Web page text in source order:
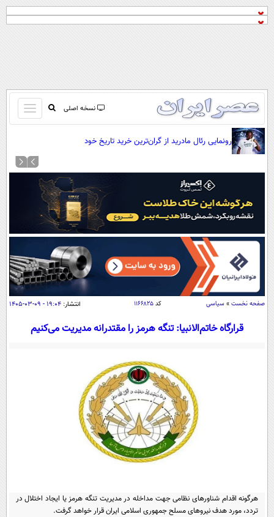
نسخه اصلی
باز
و
کردن
منو
صفحه اول
نظرسنجی
آب و هوا
سواد زندگی
سیاسی
اقتصاد
حوادث
سلامت
یک برش دانایی
محیط زیست
سفر و تفریح
بین الملل
سیاست خارجی
فرهنگ و هنر
علم و دانش
فناوری و It
علمی
قرآن
گوناگون
سرگرمی
مجله تصویری سلاح
فیلم
ورزش
خواندنی ها و دیدنی ها
آموزش زبان
رونمایی رئال مادرید از گران‌ترین خرید تاریخ خود
صفحه نخست » سیاسی کد ۱۱۶۶۸۲۵ انتشار: ۱۹:۰۴ - ۰۹-۰۳-۱۴۰۵
قرارگاه خاتم‌الانبیا:‌ تنگه هرمز را مقتدرانه مدیریت می‌کنیم
هرگونه اقدام شناورهای نظامی جهت مداخله در مدیریت تنگه هرمز یا ایجاد اختلال در
تردد، مورد هدف نیروهای مسلح جمهوری اسلامی ایران قرار خواهد گرفت.